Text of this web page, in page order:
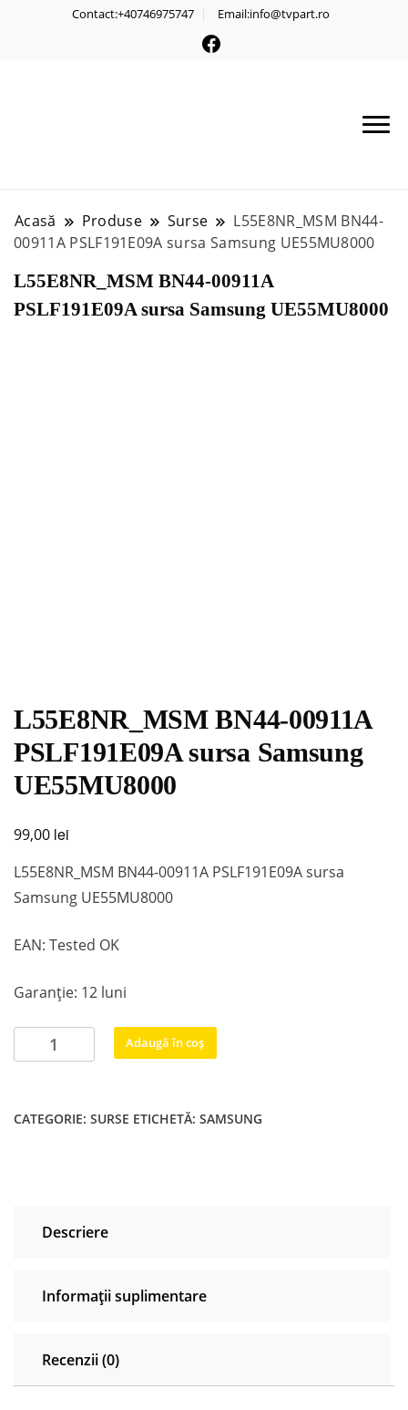
Contact:+40746975747 Email:info@tvpart.ro
Acasă Produse Surse
L55E8NR_MSM BN44-
00911A PSLF191E09A sursa Samsung UE55MU8000
L55E8NR_MSM BN44-00911A
PSLF191E09A sursa Samsung UE55MU8000
L55E8NR_MSM BN44-00911A
PSLF191E09A sursa Samsung
UE55MU8000
99,00 lei
L55E8NR_MSM BN44-00911A PSLF191E09A sursa
Samsung UE55MU8000
EAN: Tested OK
Garanție: 12 luni
Cantitate
L55E8NR_MSM
PSLF191E09A
Adaugă în coș
CATEGORIE: SURSE ETICHETĂ: SAMSUNG
Descriere
Informații suplimentare
Recenzii (0)